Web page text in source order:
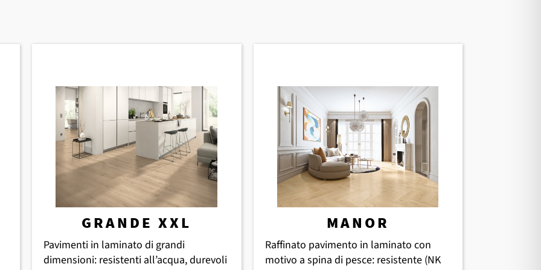
GRANDE XXL
Pavimenti in laminato di grandi
dimensioni: resistenti all’acqua, durevoli
MANOR
Raffinato pavimento in laminato con
motivo a spina di pesce: resistente (NK